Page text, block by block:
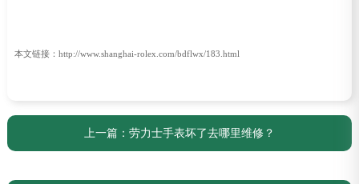
本文链接：http://www.shanghai-rolex.com/bdflwx/183.html
上一篇： 劳力士手表坏了去哪里维修？